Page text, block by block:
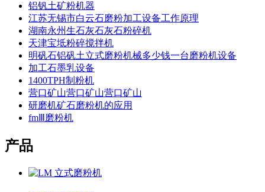
铝钒土矿粉机器
江苏无锡市白云石磨粉加工设备工作原理
湖南永州生石灰石灰石粉碎机
天津宝坻粉碎搅拌机
明矾石铝矾土立式磨粉机械多少钱一台磨粉机设备
加工石墨乳设备
1400TPH制粉机
营口矿山营口矿山营口矿山
研磨机矿石磨粉机的应用
fmⅢ磨粉机
产品